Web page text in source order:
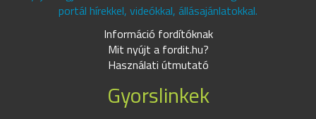
portál hírekkel, videókkal, állásajánlatokkal.
Információ fordítóknak
Mit nyújt a fordit.hu?
Használati útmutató
Gyorslinkek